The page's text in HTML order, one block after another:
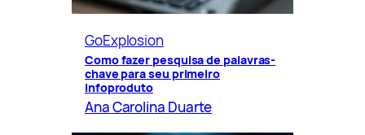
GoExplosion
Como fazer pesquisa de palavras-
chave para seu primeiro
infoproduto
Ana Carolina Duarte